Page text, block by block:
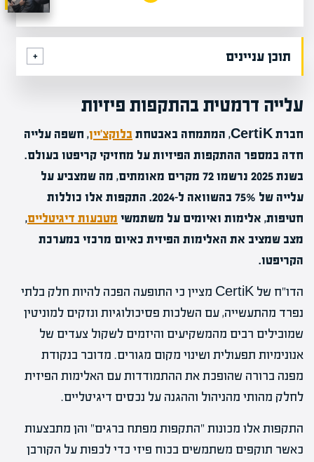
תוכן עניינים
עלייה דרמטית בהתקפות פיזיות
חברת CertiK, המתמחה באבטחת בלוקצ'יין, חשפה עלייה
חדה במספר ההתקפות הפיזיות על מחזיקי קריפטו בעולם.
בשנת 2025 נרשמו 72 מקרים מאומתים, מה שמצביע על
עלייה של 75% בהשוואה ל-2024. התקפות אלו כוללות
חטיפות, אלימות ואיומים על משתמשי מטבעות דיגיטליים,
מצב שמציב את האלימות הפיזית כאיום מרכזי במערכת
הקריפטו.
הדו"ח של CertiK מציין כי התופעה הפכה להיות חלק בלתי
נפרד מהתעשייה, עם השלכות פסיכולוגיות ונזקים למוניטין
שמובילים רבים מהמשקיעים והיזמים לשקול צעדים של
אנונימיות תפעולית ושינוי מקום מגורים. מדובר בנקודת
מפנה ברורה שהופכת את ההתמודדות עם האלימות הפיזית
לחלק מהותי מהניהול וההגנה על נכסים דיגיטליים.
התקפות אלו מכונות "התקפות מפתח ברגים" והן מתבצעות
כאשר תוקפים משתמשים בכוח פיזי כדי לכפות על הקורבן